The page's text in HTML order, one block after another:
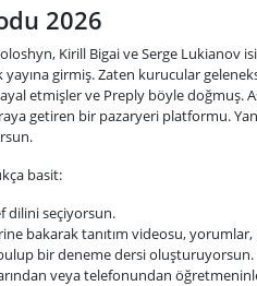
2026
Kirill Bigai ve Serge
girmiş. Zaten kurucular
etmişler ve Preply böyle doğmuş.
getiren bir pazaryeri platformu.
basit:
dilini seçiyorsun.
bakarak tanıtım videosu,
bir deneme dersi oluşturuyorsun.
veya telefonundan